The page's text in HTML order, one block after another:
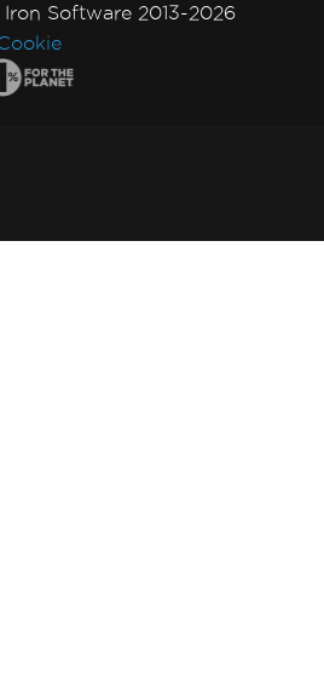
Software 2013-2026